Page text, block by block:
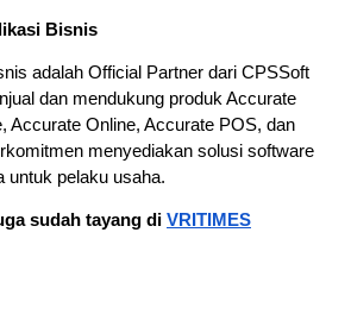
Bisnis
adalah Official Partner dari CPSSoft
dan mendukung produk Accurate
Accurate Online, Accurate POS, dan
menyediakan solusi software
untuk pelaku usaha.
sudah tayang di VRITIMES